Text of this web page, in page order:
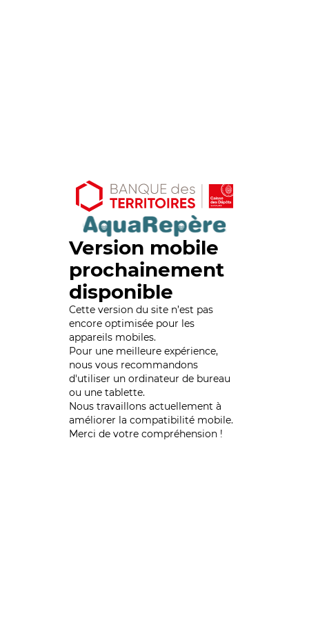
Version mobile
prochainement
disponible
Cette version du site n’est pas
encore optimisée pour les
appareils mobiles.
Pour une meilleure expérience,
nous vous recommandons
d'utiliser un ordinateur de bureau
ou une tablette.
Nous travaillons actuellement à
améliorer la compatibilité mobile.
Merci de votre compréhension !